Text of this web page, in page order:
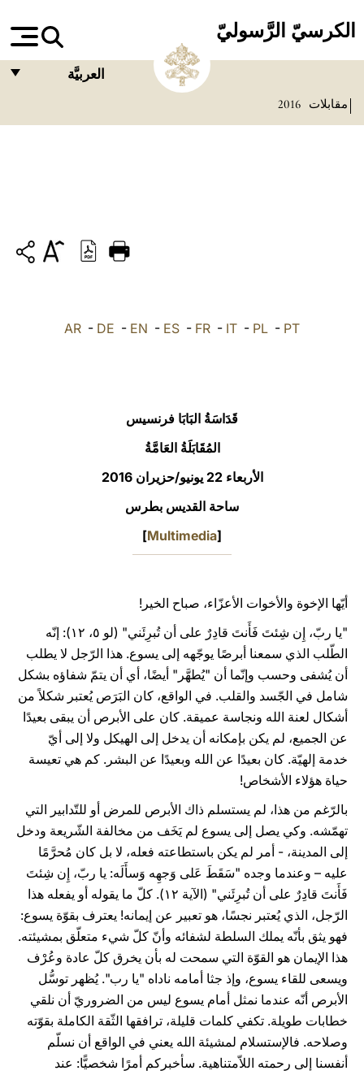
الكرسيّ الرَّسوليّ
العربيَّة
DEUTSCH
العربيّة
مقابلات 2016
AR - DE - EN - ES - FR - IT - PL - PT
قَدَاسَةُ البَابَا فرنسيس
المُقَابَلَةُ العَامَّةُ
الأربعاء 22 يونيو/حزيران 2016
ساحة القديس بطرس
[
Multimedia
]
أيّها الإخوة والأخوات الأعزّاء، صباح الخير!
"يا ربّ، إِن شِئتَ فَأَنتَ قادِرٌ على أن تُبرِئَني" (لو ٥، ۱۲): إنّه
الطّلب الذي سمعنا أبرصًا يوجّهه إلى يسوع. هذا الرّجل لا يطلب
أن يُشفى وحسب وإنّما أن "يُطهَّر" أيضًا، أي أن يتمّ شفاؤه بشكل
شامل في الجّسد والقلب. في الواقع، كان البَرَص يُعتبر شكلاً من
أشكال لعنة الله ونجاسة عميقة. كان على الأبرص أن يبقى بعيدًا
عن الجميع، لم يكن بإمكانه أن يدخل إلى الهيكل ولا إلى أيّ
خدمة إلهيّة. كان بعيدًا عن الله وبعيدًا عن البشر. كم هي تعيسة
حياة هؤلاء الأشخاص!
بالرّغم من هذا، لم يستسلم ذاك الأبرص للمرض أو للتّدابير التي
تهمّشه. وكي يصل إلى يسوع لم يَخَف من مخالفة الشّريعة ودخل
إلى المدينة، - أمر لم يكن باستطاعته فعله، لا بل كان مُحرَّمًا
عليه – وعندما وجده "سَقَطَ عَلى وَجهِه وَسأَلَه: يا ربّ، إِن شِئتَ
فَأَنتَ قادِرٌ على أن تُبرِئَني" (الآية ۱۲). كلّ ما يقوله أو يفعله هذا
الرّجل، الذي يُعتبر نجسًا، هو تعبير عن إيمانه! يعترف بقوّة يسوع:
فهو يثق بأنّه يملك السلطة لشفائه وأنّ كلّ شيء متعلّق بمشيئته.
هذا الإيمان هو القوّة التي سمحت له بأن يخرق كلّ عادة وعُرْف
ويسعى للقاء يسوع، وإذ جثا أمامه ناداه "يا رب". يُظهر توسُّل
الأبرص أنّه عندما نمثل أمام يسوع ليس من الضروريّ أن نلقي
خطابات طويلة. تكفي كلمات قليلة، ترافقها الثّقة الكاملة بقوّته
وصلاحه. فالإستسلام لمشيئة الله يعني في الواقع أن نسلّم
أنفسنا إلى رحمته اللاّمتناهية. سأخبركم أمرًا شخصيًّا: عند